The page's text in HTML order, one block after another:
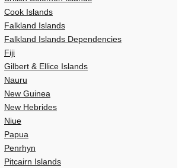
Cook Islands
Falkland Islands
Falkland Islands Dependencies
Fiji
Gilbert & Ellice Islands
Nauru
New Guinea
New Hebrides
Niue
Papua
Penrhyn
Pitcairn Islands